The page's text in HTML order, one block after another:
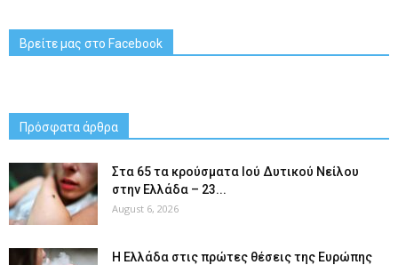
Βρείτε μας στο Facebook
Πρόσφατα άρθρα
Στα 65 τα κρούσματα Ιού Δυτικού Νείλου
στην Ελλάδα – 23...
August 6, 2026
Η Ελλάδα στις πρώτες θέσεις της Ευρώπης